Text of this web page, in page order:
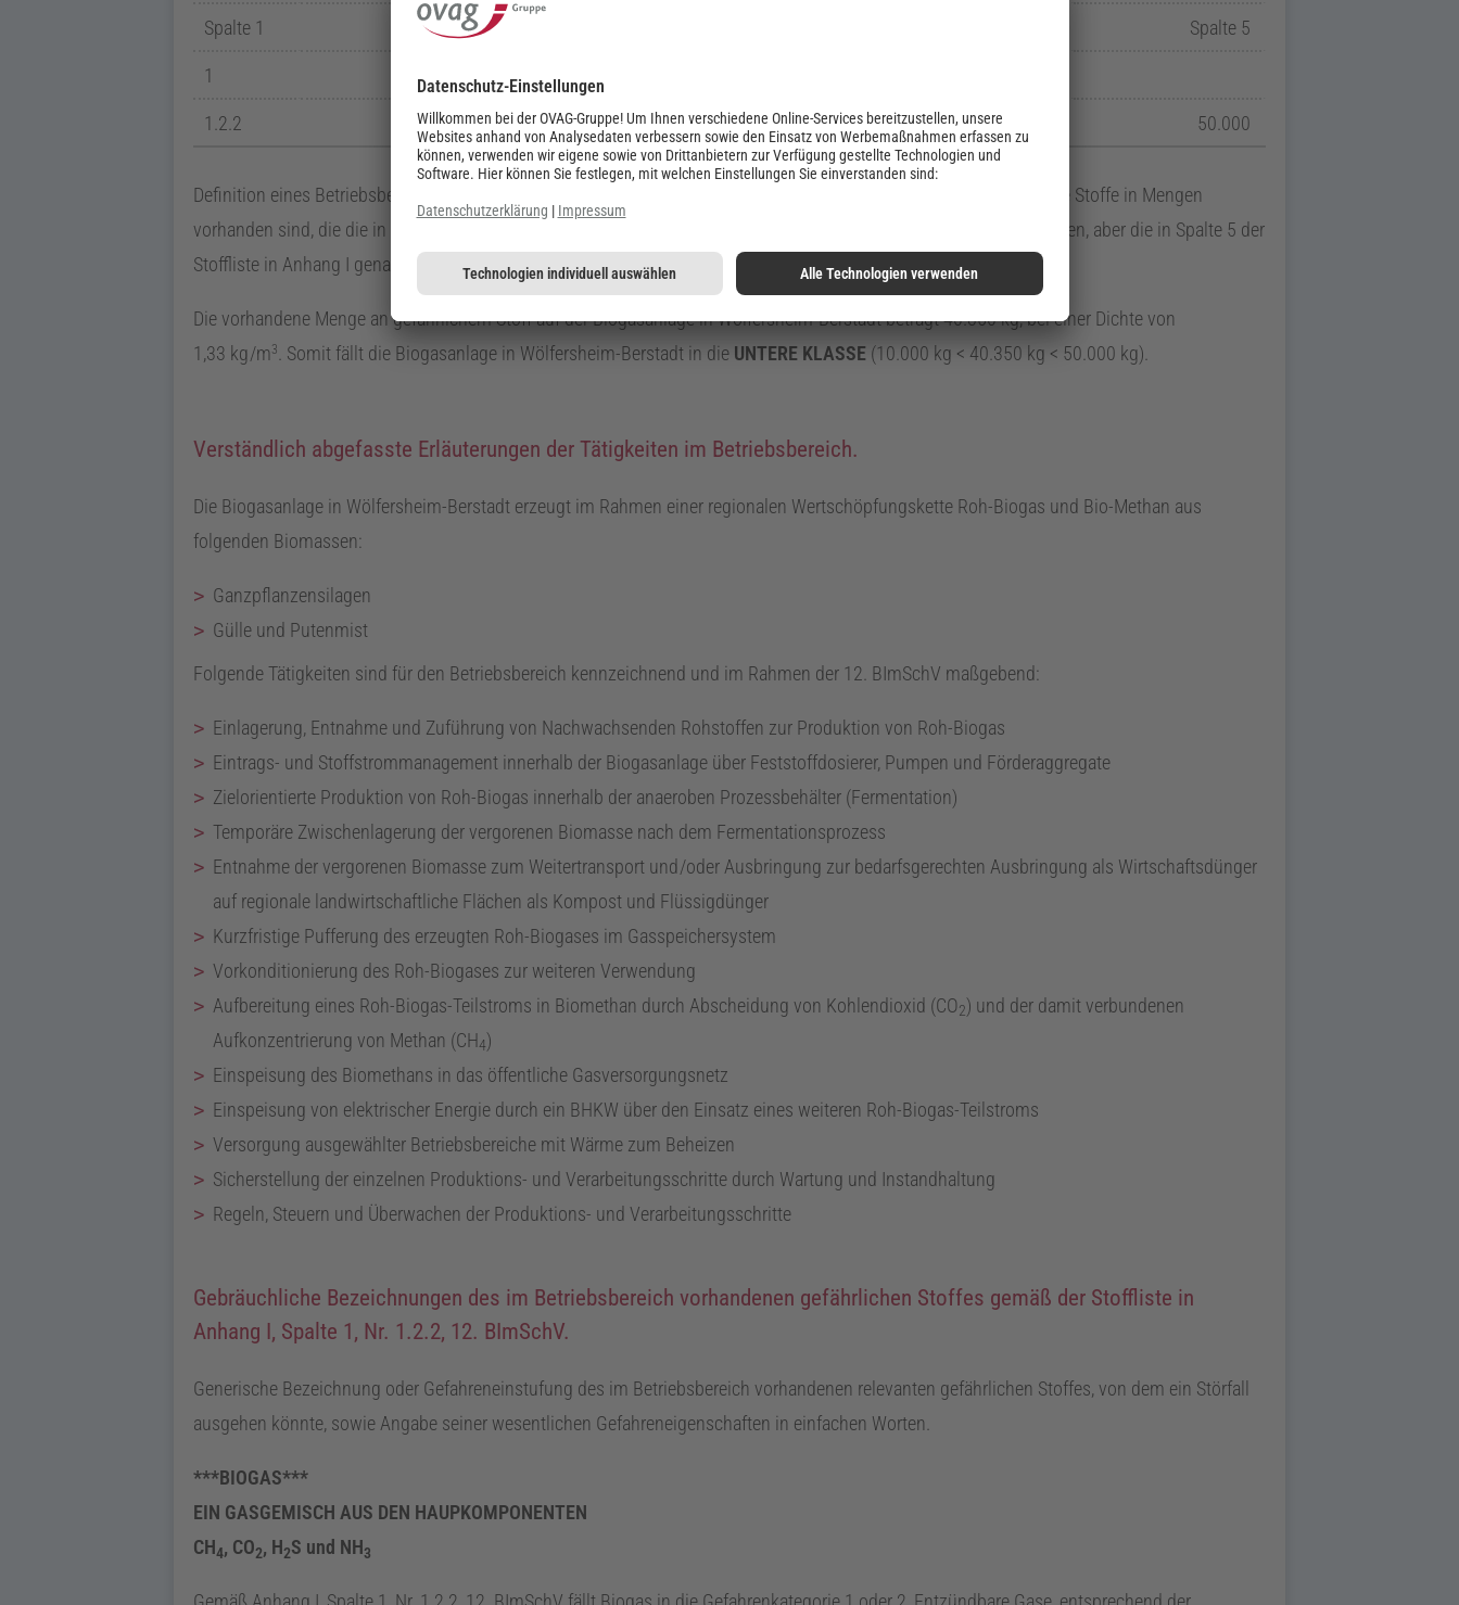
Spalte 1 Spalte 5
1
1.2.2 P2 Entzündbare Gase, Kategorie 1 oder 2 50.000
Definition eines Betriebsbereiches der
: ein Betriebsbereich, in dem gefährliche Stoffe in Mengen
vorhanden sind, die die in Spalte 4 der Stoffliste in Anhang
genannten Mengenschwellen erreichen oder überschreiten, aber die in Spalte 5 der
Stoffliste in Anhang I genannten Mengenschwellen unterschreiten.
Die vorhandene Menge an gefährlichem Stoff auf der Biogasanlage in Wölfersheim-Berstadt beträgt40.350kg, bei einer Dichte von
1,33 kg / m3. Somit fällt die Biogasanlage in Wölfersheim-Berstadt in die UNTERE KLASSE (10.000 kg < 40.350 kg < 50.000 kg).
Verständlich abgefasste Erläuterungen der Tätigkeiten im Betriebsbereich.
Die Biogasanlage in Wölfersheim-Berstadt erzeugt im Rahmen einer regionalen Wertschöpfungskette Roh-Biogas und Bio-Methan aus
folgenden Biomassen:
Ganzpflanzensilagen
Gülle und Putenmist
Folgende Tätigkeiten sind für den Betriebsbereich kennzeichnend und im Rahmen der 12. BImSchV maßgebend:
Einlagerung, Entnahme und Zuführung von Nachwachsenden Rohstoffen zur Produktion von Roh-Biogas
Eintrags- und Stoffstrommanagement innerhalb der Biogasanlage über Feststoffdosierer, Pumpen und Förderaggregate
Zielorientierte Produktion von Roh-Biogas innerhalb der anaeroben Prozessbehälter (Fermentation)
Temporäre Zwischenlagerung der vergorenen Biomasse nach dem Fermentationsprozess
Entnahme der vergorenen Biomasse zum Weitertransport und /oder Ausbringung zur bedarfsgerechten Ausbringung als Wirtschaftsdünger
auf regionale landwirtschaftliche Flächen als Kompost und Flüssigdünger
Kurzfristige Pufferung des erzeugten Roh-Biogases im Gasspeichersystem
Vorkonditionierung des Roh-Biogases zur weiteren Verwendung
Aufbereitung eines Roh-Biogas-Teilstroms in Biomethan durch Abscheidung von Kohlendioxid (CO2) und der damit verbundenen
Aufkonzentrierung von Methan (CH4)
Einspeisung des Biomethans in das öffentliche Gasversorgungsnetz
Einspeisung von elektrischer Energie durch ein BHKW über den Einsatz eines weiteren Roh-Biogas-Teilstroms
Versorgung ausgewählter Betriebsbereiche mit Wärme zum Beheizen
Sicherstellung der einzelnen Produktions- und Verarbeitungsschritte durch Wartung und Instandhaltung
Regeln, Steuern und Überwachen der Produktions- und Verarbeitungsschritte
Gebräuchliche Bezeichnungen des im Betriebsbereich vorhandenen gefährlichen Stoffes gemäß der Stoffliste in
Anhang , Spalte 1, Nr. 1.2.2, 12. BImSchV.
Generische Bezeichnung oder Gefahreneinstufung des im Betriebsbereich vorhandenen relevanten gefährlichen Stoffes, von dem ein Störfall
ausgehen könnte, sowie Angabe seiner wesentlichen Gefahreneigenschaften in einfachen Worten.
***BIOGAS***
EIN GASGEMISCH AUS DEN HAUPKOMPONENTEN
CH4, CO2, H2S und NH3